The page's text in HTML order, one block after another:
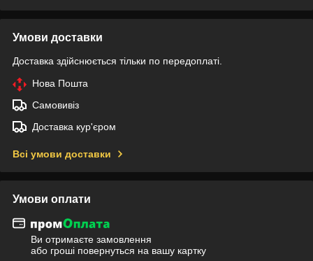
Умови доставки
Доставка здійснюється тільки по передоплаті.
Нова Пошта
Самовивіз
Доставка кур'єром
Всі умови доставки
Умови оплати
Ви отримаєте замовлення
або гроші повернуться на вашу картку